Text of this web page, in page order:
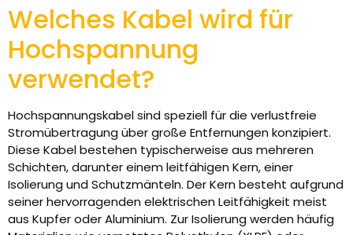
Welches Kabel wird für
Hochspannung
verwendet?
Hochspannungskabel sind speziell für die verlustfreie
Stromübertragung über große Entfernungen konzipiert.
Diese Kabel bestehen typischerweise aus mehreren
Schichten, darunter einem leitfähigen Kern, einer
Isolierung und Schutzmänteln. Der Kern besteht aufgrund
seiner hervorragenden elektrischen Leitfähigkeit meist
aus Kupfer oder Aluminium. Zur Isolierung werden häufig